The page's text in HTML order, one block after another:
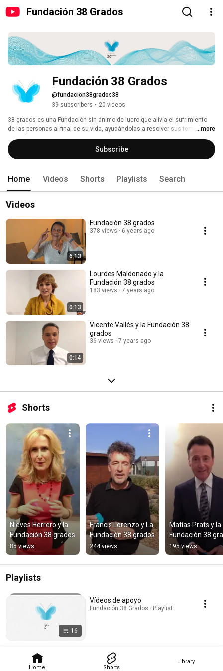
Fundación 38 Grados
Home Shorts
Library
Fundación 38 Grados
@fundacion38grados38
39 subscribers • 20 videos
38 grados es una Fundación sin ánimo de lucro que alivia el sufrimiento
de las personas al final de su vida, ayudándolas a resolver sus temas
pendientes de una forma única y especial. Porque, independientemente de
cómo haya sido la historia de cada persona, un buen final puede dar
sentido a toda su vida y a la de sus seres queridos.
...more
Subscribe
Home Videos Shorts Playlists Search
Videos
6:13
Fundación 38 grados
378 views 6 years ago
0:13
Lourdes Maldonado y la
Fundación 38 grados
183 views 7 years ago
0:14
Vicente Vallés y la Fundación 38
grados
36 views 7 years ago
Shorts
Nieves Herrero y la
Fundación 38 grados
85 views
Francis Lorenzo y La
Fundación 38 grados
244 views
Matías Prats y la
Fundación 38
195 views
Playlists
16
Vídeos de apoyo
Fundación 38 Grados · Playlist